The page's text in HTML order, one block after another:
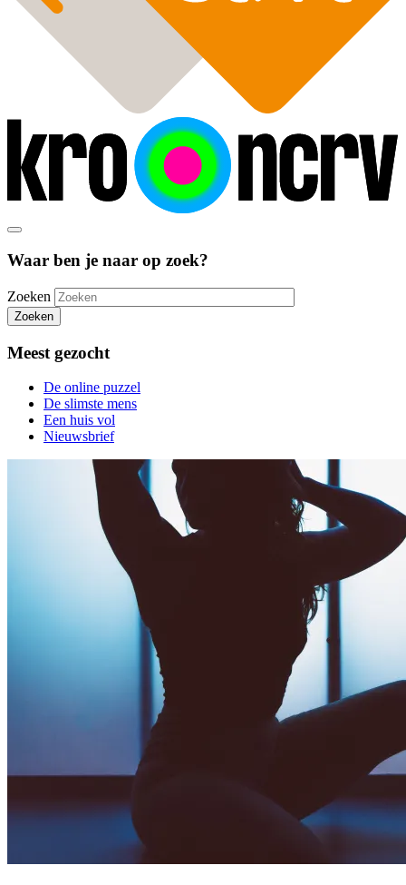
Waar ben je naar op zoek?
Zoeken
Zoeken
Meest gezocht
De online puzzel
De slimste mens
Een huis vol
Nieuwsbrief